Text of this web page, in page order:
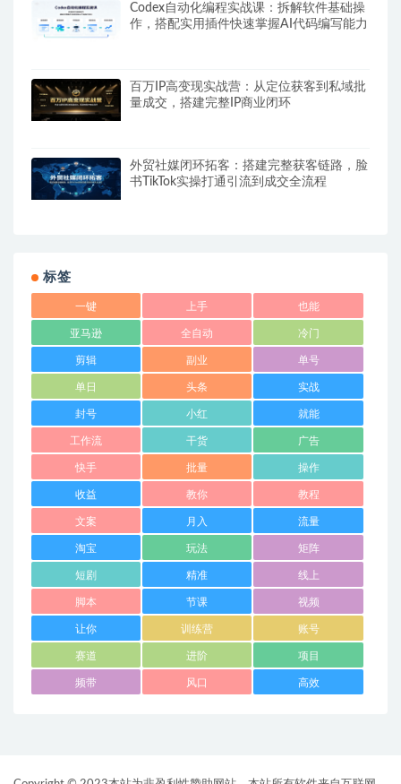
Codex自动化编程实战课：拆解软件基础操
作，搭配实用插件快速掌握AI代码编写能力
百万IP高变现实战营：从定位获客到私域批
量成交，搭建完整IP商业闭环
外贸社媒闭环拓客：搭建完整获客链路，脸
书TikTok实操打通引流到成交全流程
标签
一键 上手 也能
亚马逊 全自动 冷门
剪辑 副业 单号
单日 头条 实战
封号 小红 就能
工作流 干货 广告
快手 批量 操作
收益 教你 教程
文案 月入 流量
淘宝 玩法 矩阵
短剧 精准 线上
脚本 节课 视频
让你 训练营 账号
赛道 进阶 项目
频带 风口 高效